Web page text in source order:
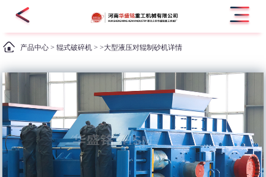
产品中心 >辊式破碎机 > >大型液压对辊制砂机详情